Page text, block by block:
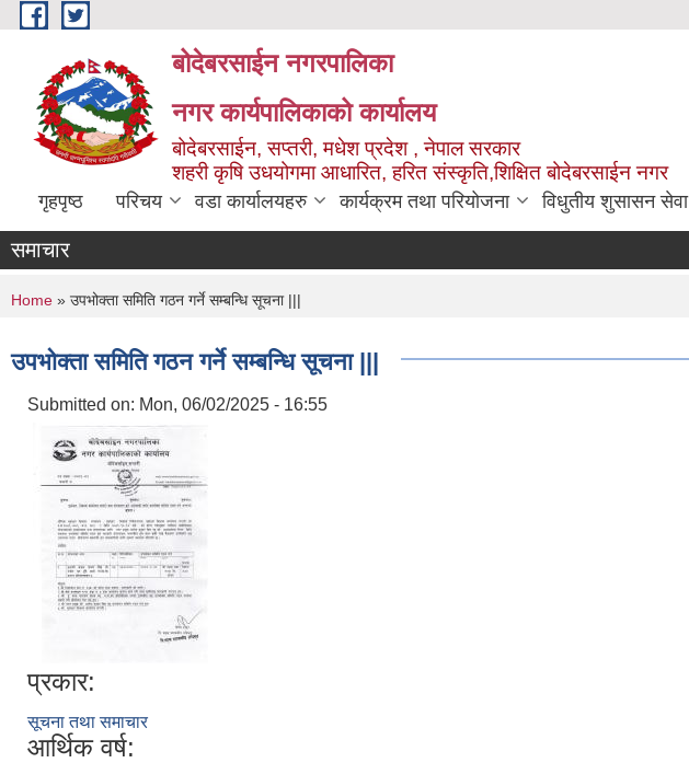
Skip to main content
बोदेबरसाईन नगरपालिका
नगर कार्यपालिकाको कार्यालय
बोदेबरसाईन, सप्तरी, मधेश प्रदेश , नेपाल सरकार
शहरी कृषि उधयोगमा आधारित, हरित संस्कृति,शिक्षित बोदेबरसाईन नगर
गृहपृष्ठ परिचय वडा कार्यालयहरु कार्यक्रम तथा परियोजना विधुतीय शुसासन सेवा
समाचार
You are here
Home » उपभोक्ता समिति गठन गर्ने सम्बन्धि सूचना |||
उपभोक्ता समिति गठन गर्ने सम्बन्धि सूचना |||
Submitted on: Mon, 06/02/2025 - 16:55
प्रकार:
सूचना तथा समाचार
आर्थिक वर्ष: